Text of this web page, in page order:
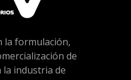
la formulación,
de
industria de